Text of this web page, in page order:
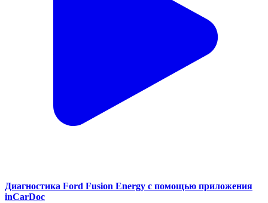
Диагностика Ford Fusion Energy с помощью приложения
inCarDoc